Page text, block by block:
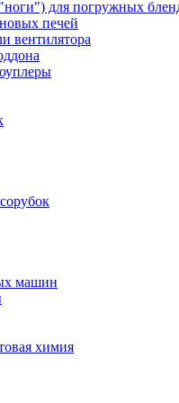
для погружных
печей
вентилятора
машин
химия